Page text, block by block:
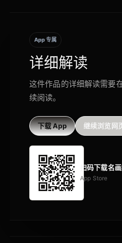
App 专属
详细解读
这件作品的详细解读需要
续阅读。
下载 App 继续浏览网
扫码下载名
App Store